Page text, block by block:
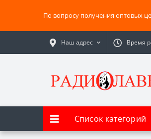
По вопросу получения оптовых
Наш адрес Время
Список категорий